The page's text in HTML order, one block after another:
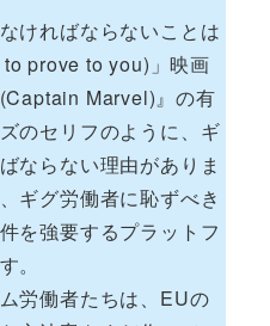
ければならないことは
prove to you)」映画
Marvel)』の有
のセリフのように、ギ
ならない理由がありま
ギグ労働者に恥ずべき
を強要するプラットフ
。
労働者たちは、EUの